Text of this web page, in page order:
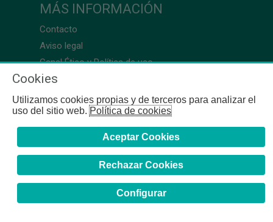
MÁS INFORMACIÓN
Contacto
Aviso legal
Canal Ético y Política de uso
Cookies
Utilizamos cookies propias y de terceros para analizar el
uso del sitio web.Política de cookies
Aceptar Cookies
Rechazar Cookies
Configurar